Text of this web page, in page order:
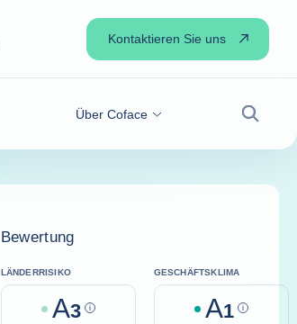
Über Coface
Suche
Kontaktieren Sie uns
Bewertung
LÄNDERRISIKO
A3 Help
GESCHÄFTSKLIMA
A1 Help